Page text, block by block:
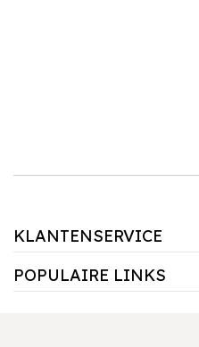
KLANTENSERVICE
POPULAIRE LINKS